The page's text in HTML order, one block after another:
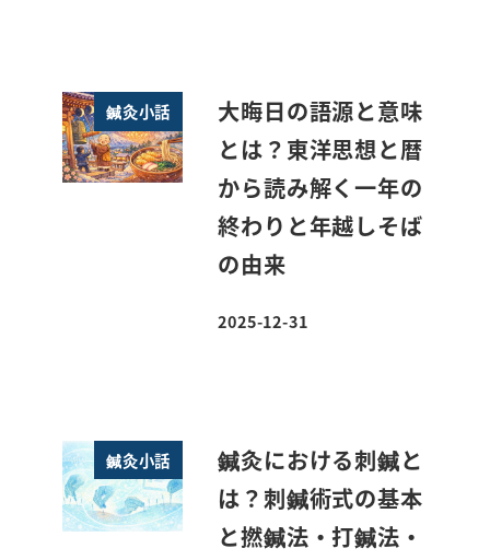
鍼灸小話
大晦日の語源と意味
とは？東洋思想と暦
から読み解く一年の
終わりと年越しそば
の由来
投稿日
2025-12-31
鍼灸小話
鍼灸における刺鍼と
は？刺鍼術式の基本
と撚鍼法・打鍼法・